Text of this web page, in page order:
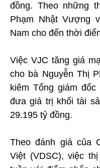
đồng. Theo những
Phạm Nhật Vượng
Nam cho đến thời
Việc VJC tăng giá
cho bà Nguyễn Thị
kiêm Tổng giám
đưa giá trị khối tài
29.195 tỷ đồng.
Theo đánh giá của
Việt (VDSC), việc